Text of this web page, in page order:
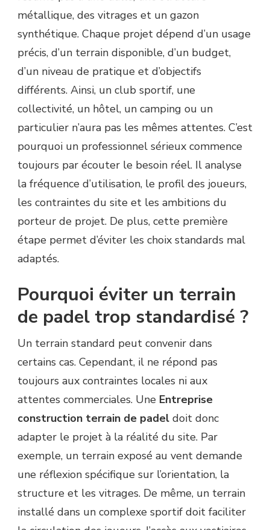
métallique, des vitrages et un gazon
synthétique. Chaque projet dépend d’un usage
précis, d’un terrain disponible, d’un budget,
d’un niveau de pratique et d’objectifs
différents. Ainsi, un club sportif, une
collectivité, un hôtel, un camping ou un
particulier n’aura pas les mêmes attentes. C’est
pourquoi un professionnel sérieux commence
toujours par écouter le besoin réel. Il analyse
la fréquence d’utilisation, le profil des joueurs,
les contraintes du site et les ambitions du
porteur de projet. De plus, cette première
étape permet d’éviter les choix standards mal
adaptés.
Pourquoi éviter un terrain
de padel trop standardisé ?
Un terrain standard peut convenir dans
certains cas. Cependant, il ne répond pas
toujours aux contraintes locales ni aux
attentes commerciales. Une Entreprise
construction terrain de padel doit donc
adapter le projet à la réalité du site. Par
exemple, un terrain exposé au vent demande
une réflexion spécifique sur l’orientation, la
structure et les vitrages. De même, un terrain
installé dans un complexe sportif doit faciliter